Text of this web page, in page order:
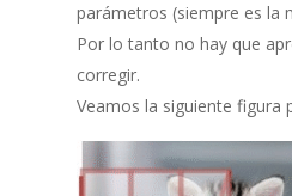
parámetros (siempre es la
Por lo tanto no hay que
corregir.
Veamos la siguiente figura